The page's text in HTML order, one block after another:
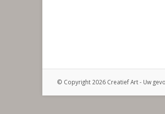
© Copyright 2026 Creatief Art - Uw